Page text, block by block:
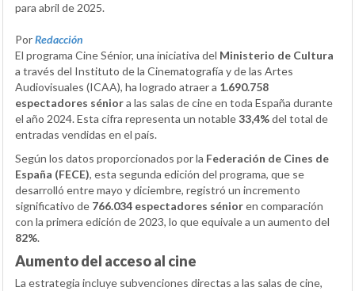
para abril de 2025.
PorRedacción
El programa Cine Sénior, una iniciativa del Ministerio de Cultura
a través del Instituto de la Cinematografía y de las Artes
Audiovisuales (ICAA), ha logrado atraer a 1.690.758
espectadores séniora las salas de cine en toda España durante
el año 2024. Esta cifra representa un notable33,4%del total de
entradas vendidas en el país.
Según los datos proporcionados por la Federación de Cines de
España (FECE), esta segunda edición del programa, que se
desarrolló entre mayo y diciembre, registró un incremento
significativo de 766.034 espectadores sénioren comparación
con la primera edición de 2023, lo que equivale a un aumento del
82%.
Aumento del acceso al cine
La estrategia incluye subvenciones directas a las salas de cine,